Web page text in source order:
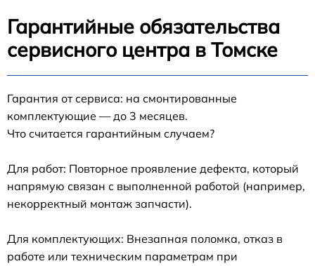
Гарантийные обязательства
сервисного центра в Томске
Гарантия от сервиса: на смонтированные
комплектующие — до 3 месяцев.
Что считается гарантийным случаем?
Для работ: Повторное проявление дефекта, который
напрямую связан с выполненной работой (например,
некорректный монтаж запчасти).
Для комплектующих: Внезапная поломка, отказ в
работе или техническим параметрам при